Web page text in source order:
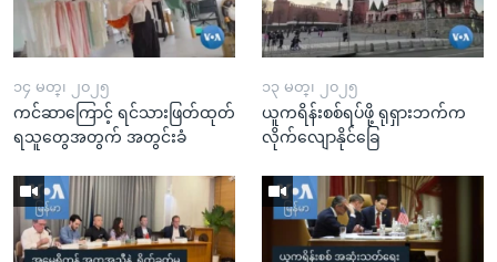
၁၄ မတ္၊ ၂၀၂၅
ကင်ဆာကြောင့် ရင်သားဖြတ်ထုတ်
ရသူတွေအတွက် အတွင်းခံ
၁၃ မတ္၊ ၂၀၂၅
ယူကရိန်းစစ်ရပ်ဖို့ ရုရှားဘက်က
လိုက်လျောနိုင်ခြေ